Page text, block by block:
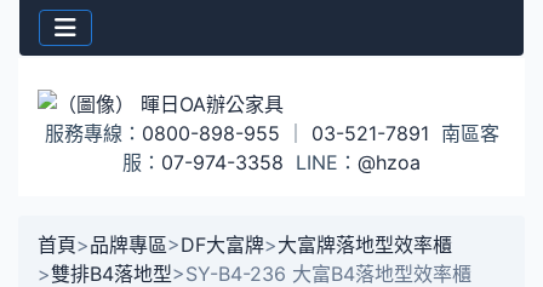
服務專線： 0800-898-955 03-521-7891 南區客
服： 07-974-3358 LINE： @hzoa
首頁>品牌專區>DF大富牌>大富牌落地型效率櫃
>雙排B4落地型>SY-B4-236 大富B4落地型效率櫃